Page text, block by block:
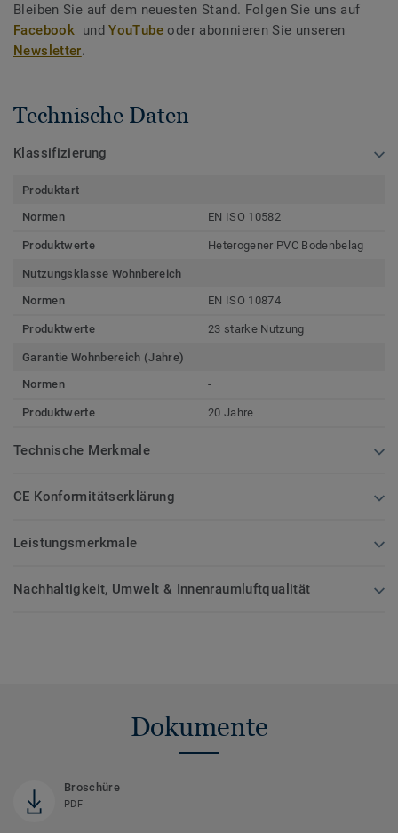
Bleiben Sie auf dem neuesten Stand. Folgen Sie uns auf
Facebook undYouTubeoder abonnieren Sie unseren
Newsletter.
Technische Daten
Klassifizierung
Produktart
Normen
EN ISO 10582
Produktwerte Heterogener PVC Bodenbelag
Nutzungsklasse Wohnbereich
Normen
EN ISO 10874
Produktwerte 23 starke Nutzung
Garantie Wohnbereich (Jahre)
Normen
-
Produktwerte 20 Jahre
Technische Merkmale
CE Konformitätserklärung
Leistungsmerkmale
Nachhaltigkeit, Umwelt & Innenraumluftqualität
Dokumente
Broschüre
PDF